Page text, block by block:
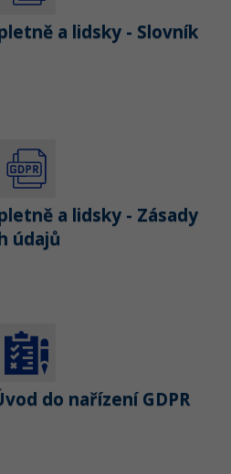
a lidsky - Slovník
a lidsky - Zásady
údajů
do nařízení GDPR